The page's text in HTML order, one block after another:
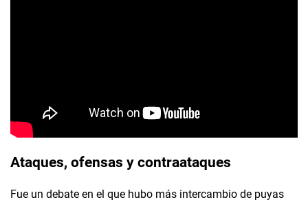
Ataques, ofensas y contraataques
Fue un debate en el que hubo más intercambio de puyas